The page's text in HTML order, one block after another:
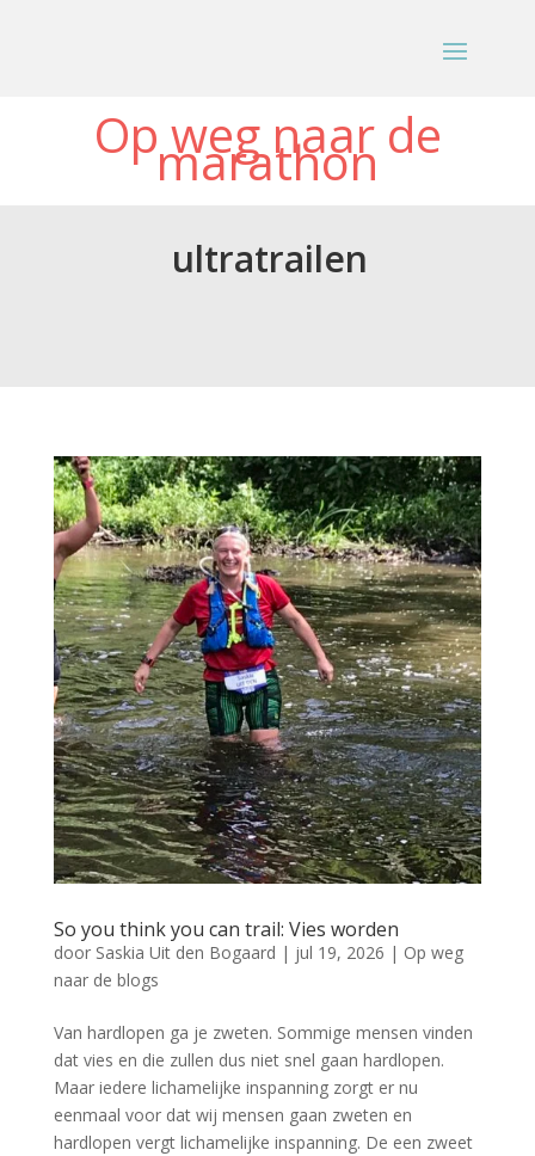
Op weg naar de
marathon
ultratrailen
So you think you can trail: Vies worden
door Saskia Uit den Bogaard | jul 19, 2026 | Op weg
naar de blogs
Van hardlopen ga je zweten. Sommige mensen vinden
dat vies en die zullen dus niet snel gaan hardlopen.
Maar iedere lichamelijke inspanning zorgt er nu
eenmaal voor dat wij mensen gaan zweten en
hardlopen vergt lichamelijke inspanning. De een zweet